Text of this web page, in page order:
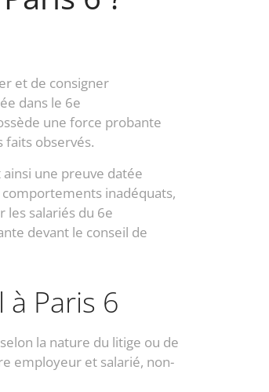
et de consigner
dans le 6e
une force probante
observés.
une preuve datée
inadéquats,
salariés du 6e
devant le conseil de
Paris 6
la nature du litige ou de
employeur et salarié, non-